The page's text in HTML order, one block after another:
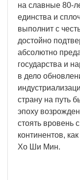
на славные 80-
единства и
выполнит с
достойно
абсолютно
государства и
в дело
страну на путь
эпоху
стоять вровень
континентов,
Хо Ши Мин.